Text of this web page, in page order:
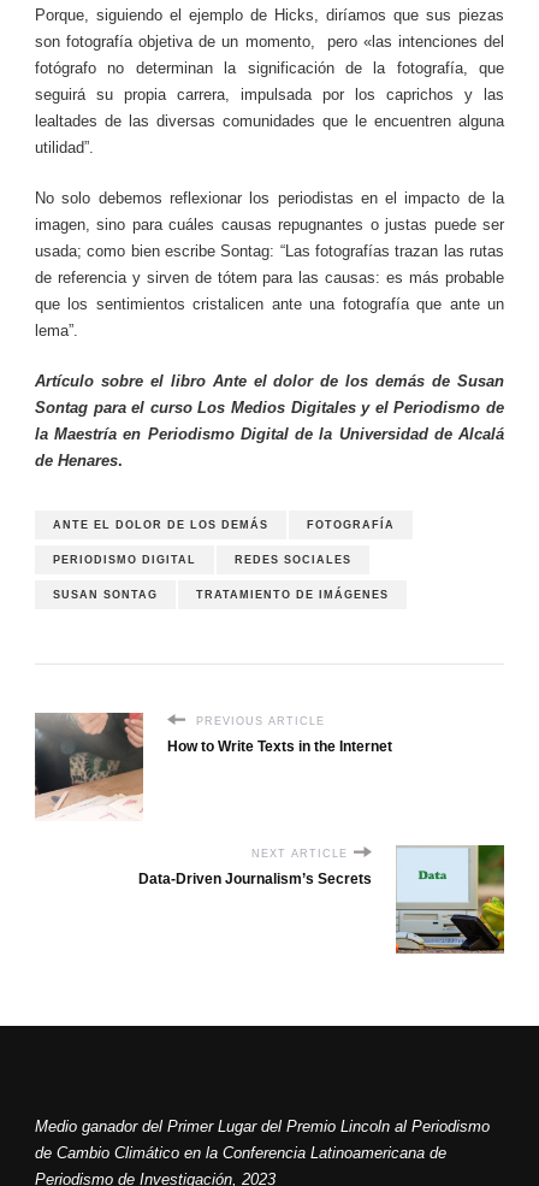
Porque, siguiendo el ejemplo de Hicks, diríamos que sus piezas
son fotografía objetiva de un momento, pero «las intenciones del
fotógrafo no determinan la significación de la fotografía, que
seguirá su propia carrera, impulsada por los caprichos y las
lealtades de las diversas comunidades que le encuentren alguna
utilidad”.
No solo debemos reflexionar los periodistas en el impacto de la
imagen, sino para cuáles causas repugnantes o justas puede ser
usada; como bien escribe Sontag: “Las fotografías trazan las rutas
de referencia y sirven de tótem para las causas: es más probable
que los sentimientos cristalicen ante una fotografía que ante un
lema”.
Artículo sobre el libro Ante el dolor de los demás de Susan
Sontag para el curso Los Medios Digitales y el Periodismo de
la Maestría en Periodismo Digital de la Universidad de Alcalá
de Henares.
ANTE EL DOLOR DE LOS DEMÁS FOTOGRAFÍA
PERIODISMO DIGITAL REDES SOCIALES
SUSAN SONTAG TRATAMIENTO DE IMÁGENES
PREVIOUS ARTICLE
How to Write Texts in the Internet
NEXT ARTICLE
Data-Driven Journalism’s Secrets
Medio ganador del Primer Lugar del Premio Lincoln al Periodismo
de Cambio Climático en la Conferencia Latinoamericana de
Periodismo de Investigación, 2023